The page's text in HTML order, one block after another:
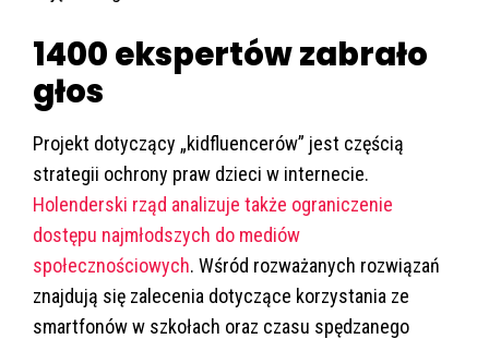
1400 ekspertów zabrało
głos
Projekt dotyczący „kidfluencerów” jest częścią
strategii ochrony praw dzieci w internecie.
Holenderski rząd analizuje także ograniczenie
dostępu najmłodszych do mediów
społecznościowych. Wśród rozważanych rozwiązań
znajdują się zalecenia dotyczące korzystania ze
smartfonów w szkołach oraz czasu spędzanego